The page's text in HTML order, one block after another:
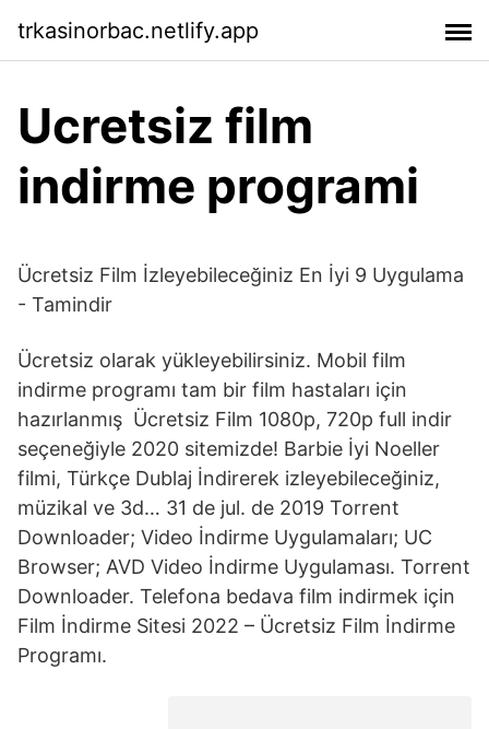
trkasinorbac.netlify.app
Ucretsiz film
indirme programi
Ücretsiz Film İzleyebileceğiniz En İyi 9 Uygulama
- Tamindir
Ücretsiz olarak yükleyebilirsiniz. Mobil film
indirme programı tam bir film hastaları için
hazırlanmış Ücretsiz Film 1080p, 720p full indir
seçeneğiyle 2020 sitemizde! Barbie İyi Noeller
filmi, Türkçe Dublaj İndirerek izleyebileceğiniz,
müzikal ve 3d… 31 de jul. de 2019 Torrent
Downloader; Video İndirme Uygulamaları; UC
Browser; AVD Video İndirme Uygulaması. Torrent
Downloader. Telefona bedava film indirmek için
Film İndirme Sitesi 2022 – Ücretsiz Film İndirme
Programı.